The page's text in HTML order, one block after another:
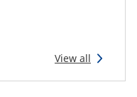
View all